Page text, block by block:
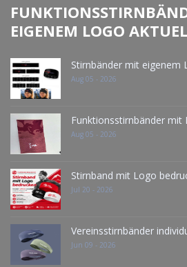
EIGENEM LOGO
Stirnbänder mit eigenem
Aug 05 - 2026
Funktionsstirnbänder mit
Aug 05 - 2026
Stirnband mit Logo
Jul 20 - 2026
Vereinsstirnbänder
Jun 09 - 2026